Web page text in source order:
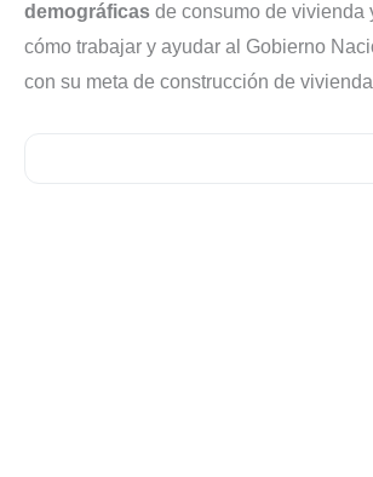
demográficas de consumo de vivienda
cómo trabajar y ayudar al Gobierno
con su meta de construcción de